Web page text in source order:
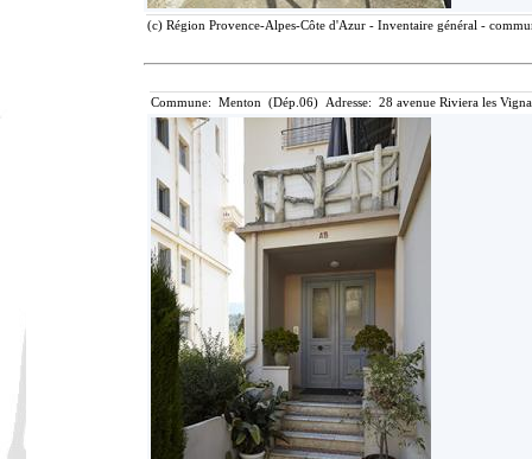
(c) Région Provence-Alpes-Côte d'Azur - Inventaire général -
Commune: Menton (Dép.06) Adresse: 28 avenue Riviera les